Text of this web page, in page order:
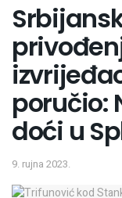
poručio:
doći u
9. rujna 2023.